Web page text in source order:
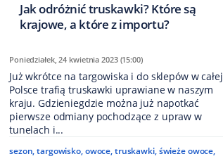
Jak odróżnić truskawki? Które są
krajowe, a które z importu?
Poniedziałek, 24 kwietnia 2023 (15:00)
Już wkrótce na targowiska i do sklepów w całej
Polsce trafią truskawki uprawiane w naszym
kraju. Gdzieniegdzie można już napotkać
pierwsze odmiany pochodzące z upraw w
tunelach i...
sezon,targowisko,owoce,truskawki,świeże owoce,